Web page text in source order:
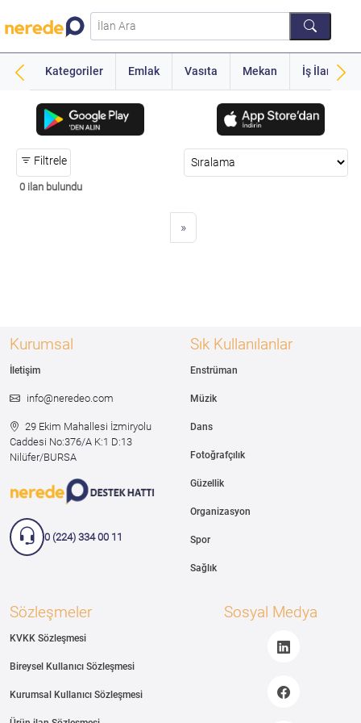
Kategoriler Emlak Vasıta Mekan İş İlanı
Filtrele
0 ilan bulundu
»
Kurumsal
İletişim
info@neredeo.com
29 Ekim Mahallesi İzmiryolu
Caddesi No:376/A K:1 D:13
Nilüfer/BURSA
0 (224) 334 00 11
Sık Kullanılanlar
Enstrüman
Müzik
Dans
Fotoğrafçılık
Güzellik
Organizasyon
Spor
Sağlık
Sözleşmeler
KVKK Sözleşmesi
Bireysel Kullanıcı Sözleşmesi
Kurumsal Kullanıcı Sözleşmesi
Sosyal Medya